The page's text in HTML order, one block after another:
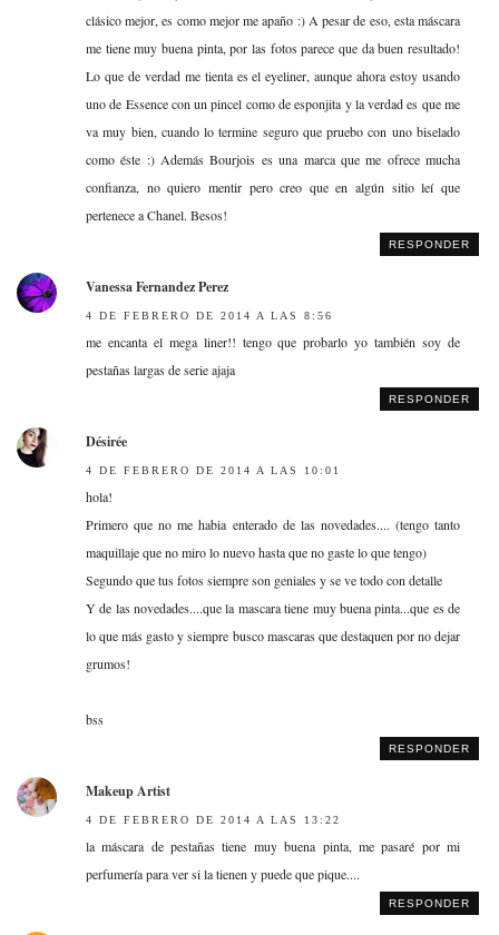
clásico mejor, es como mejor me apaño :) A pesar de eso, esta máscara
me tiene muy buena pinta, por las fotos parece que da buen resultado!
Lo que de verdad me tienta es el eyeliner, aunque ahora estoy usando
uno de Essence con un pincel como de esponjita y la verdad es que me
va muy bien, cuando lo termine seguro que pruebo con uno biselado
como éste :) Además Bourjois es una marca que me ofrece mucha
confianza, no quiero mentir pero creo que en algún sitio leí que
pertenece a Chanel. Besos!
RESPONDER
Vanessa Fernandez Perez
4 DE FEBRERO DE 2014 A LAS 8:56
me encanta el mega liner!! tengo que probarlo yo también soy de
pestañas largas de serie ajaja
RESPONDER
Désirée
4 DE FEBRERO DE 2014 A LAS 10:01
hola!
Primero que no me habia enterado de las novedades.... (tengo tanto
maquillaje que no miro lo nuevo hasta que no gaste lo que tengo)
Segundo que tus fotos siempre son geniales y se ve todo con detalle
Y de las novedades....que la mascara tiene muy buena pinta...que es de
lo que más gasto y siempre busco mascaras que destaquen por no dejar
grumos!
bss
RESPONDER
Makeup Artist
4 DE FEBRERO DE 2014 A LAS 13:22
la máscara de pestañas tiene muy buena pinta, me pasaré por mi
perfumería para ver si la tienen y puede que pique....
RESPONDER